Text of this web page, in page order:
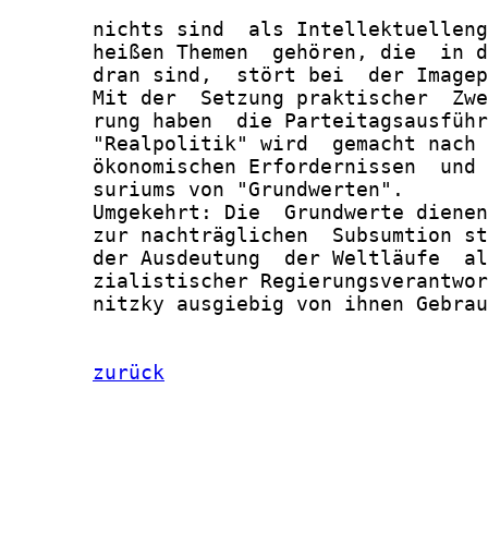
nichts sind  als
heißen Themen  gehören, die  in
dran sind,  stört bei  der
Mit der  Setzung praktischer
rung haben  die
"Realpolitik" wird  gemacht
ökonomischen Erfordernissen
       suriums von "Grundwerten".
Umgekehrt: Die  Grundwerte
zur nachträglichen  Subsumtion
der Ausdeutung  der Weltläufe
zialistischer
nitzky ausgiebig von ihnen
zurück